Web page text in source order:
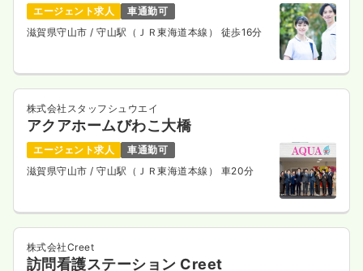
エージェント求人
車通勤可
滋賀県守山市/ 守山駅（ＪＲ東海道本線） 徒歩16分
株式会社スタッフシュウエイ
アクアホームびわこ大橋
エージェント求人
車通勤可
滋賀県守山市/ 守山駅（ＪＲ東海道本線） 車20分
株式会社Creet
訪問看護ステーション Creet